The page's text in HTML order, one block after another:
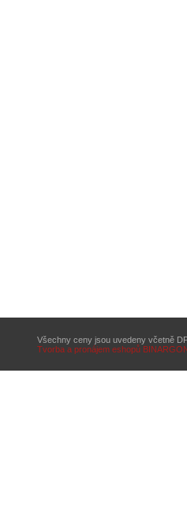
Všechny ceny jsou uvedeny včetně
Tvorba a pronájem eshopů